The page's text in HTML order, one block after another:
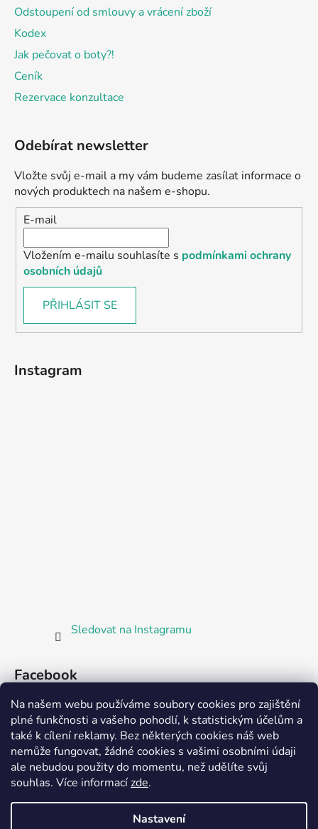
Na našem webu používáme soubory cookies pro zajištění
plné funkčnosti a vašeho pohodlí, k statistickým účelům a
také k cílení reklamy. Bez některých cookies náš web
nemůže fungovat, žádné cookies s vašimi osobními údaji
ale nebudou použity do momentu, než udělíte svůj
souhlas. Více informacízde.
Nastavení
Odstoupení od smlouvy a vrácení zboží
Kodex
Jak pečovat o boty?!
Ceník
Rezervace konzultace
Odebírat newsletter
Vložte svůj e-mail a my vám budeme zasílat informace o
nových produktech na našem e-shopu.
E-mail
Vložením e-mailu souhlasíte s podmínkami ochrany
osobních údajů
PŘIHLÁSIT SE
Instagram
Sledovat na Instagramu
Facebook
Partnerská prodejna Barefoot Plzeň